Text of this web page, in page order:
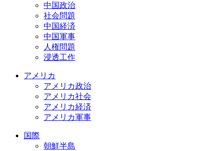
中国政治
社会問題
中国経済
中国軍事
人権問題
浸透工作
アメリカ
アメリカ政治
アメリカ社会
アメリカ経済
アメリカ軍事
国際
朝鮮半島